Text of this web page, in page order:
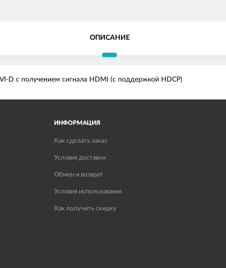
ОПИСАНИЕ
D с получением сигнала HDMI (с поддержкой HDCP)
ИНФОРМАЦИЯ
Как сделать заказ
Условия доставки
Обмен и возврат
Условия использования
Как получить скидку